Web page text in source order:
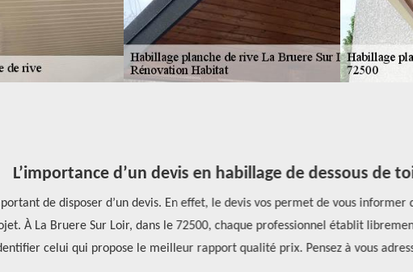
L’importance d’un devis en habillage de dessous de
de disposer d’un devis. En effet, le devis vos permet de vous informer
À La Bruere Sur Loir, dans le 72500, chaque professionnel établit
celui qui propose le meilleur rapport qualité prix. Pensez à vous